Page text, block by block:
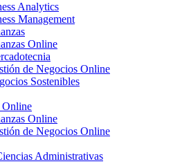
Analytics
Management
Online
de Negocios Online
Sostenibles
Online
de Negocios Online
Administrativas